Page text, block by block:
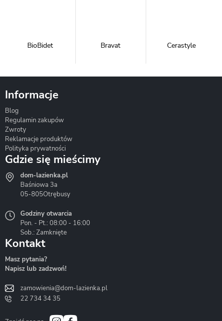
BioBidet Bravat Cerastyle
Hydrostop
Liveno
Bath&Spa
Informacje
Blog
Regulamin zakupów
Zwroty
Reklamacje produktów
Polityka prywatności
Gdzie się mieścimy
dom-lazienka.pl
Baśniowa 3a
05-805Otrębusy
Godziny otwarcia
Pon. - Pt.: 08:00 - 16:00
Sob.: Zamknięte
Kontakt
Masz pytania?
Napisz lub zadzwoń!
zamowienia@dom-lazienka.pl
22 734 34 35